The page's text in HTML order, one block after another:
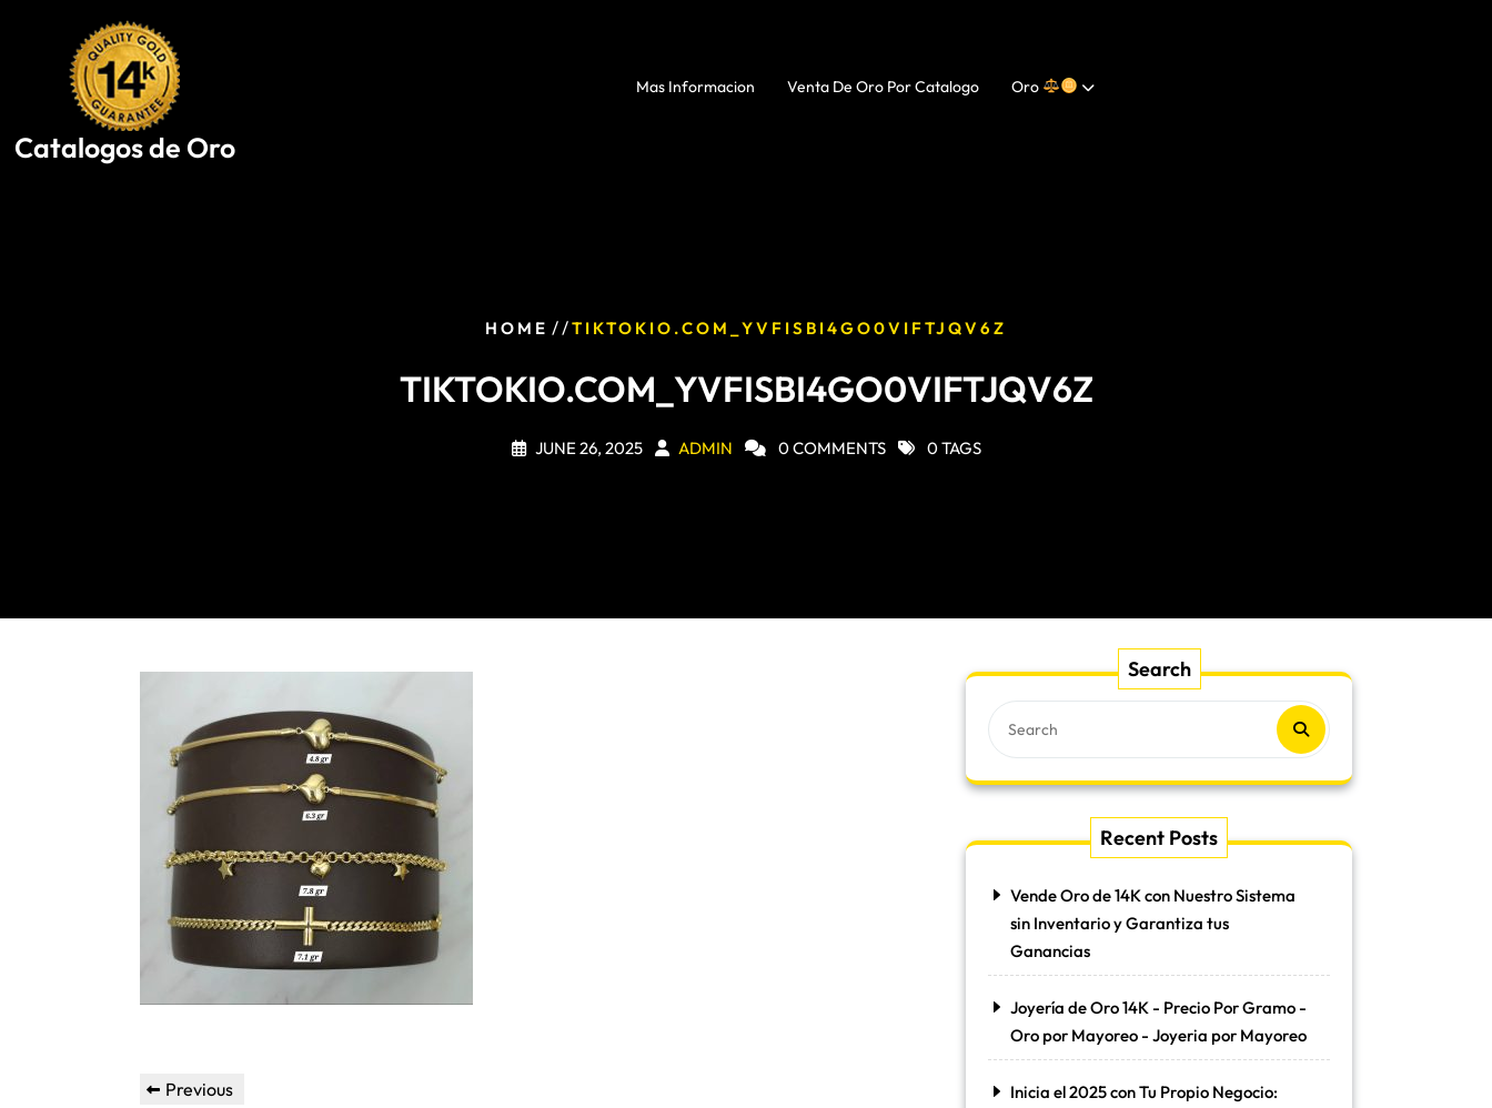
Catalogos de Oro
Mas Informacion Venta De Oro Por Catalogo Oro
HOME / /TIKTOKIO.COM_YVFISBI4GO0VIFTJQV6Z
TIKTOKIO.COM_YVFISBI4GO0VIFTJQV6Z
JUNE 26, 2025 ADMIN 0 COMMENTS 0 TAGS
Post
Previous
Previous
Search
Recent Posts
Vende Oro de 14K con Nuestro Sistema
sin Inventario y Garantiza tus
Ganancias
Joyería de Oro 14K - Precio Por Gramo -
Oro por Mayoreo - Joyeria por Mayoreo
Inicia el 2025 con Tu Propio Negocio: